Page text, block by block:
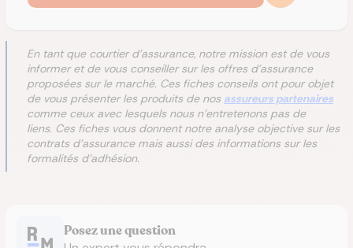
En tant que courtier d'assurance, notre mission est de vous
informer et de vous conseiller sur les offres d'assurance
proposées sur le marché. Ces fiches conseils ont pour objet
de vous présenter les produits de nos assureurs partenaires
comme ceux avec lesquels nous n'entretenons pas de
liens. Ces fiches vous donnent notre analyse objective sur les
contrats d'assurance mais aussi des informations sur les
formalités d'adhésion.
Posez une question